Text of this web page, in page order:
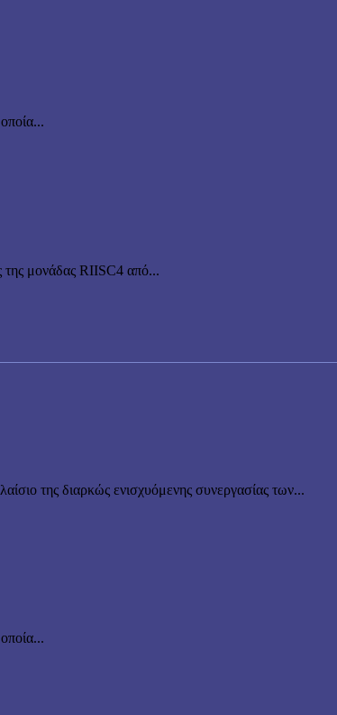
μονάδας RIISC4 από...
της διαρκώς ενισχυόμενης συνεργασίας των...